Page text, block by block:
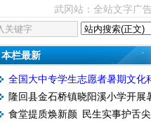
武冈站：全站文字广告
本栏最新
全国大中专学生志愿者暑期文化
卫生“三下乡”社会实践活动
隆回县金石桥镇晓阳溪小学开展
前全员安全教育活动
食堂提质焕新颜 民生实事护舌尖